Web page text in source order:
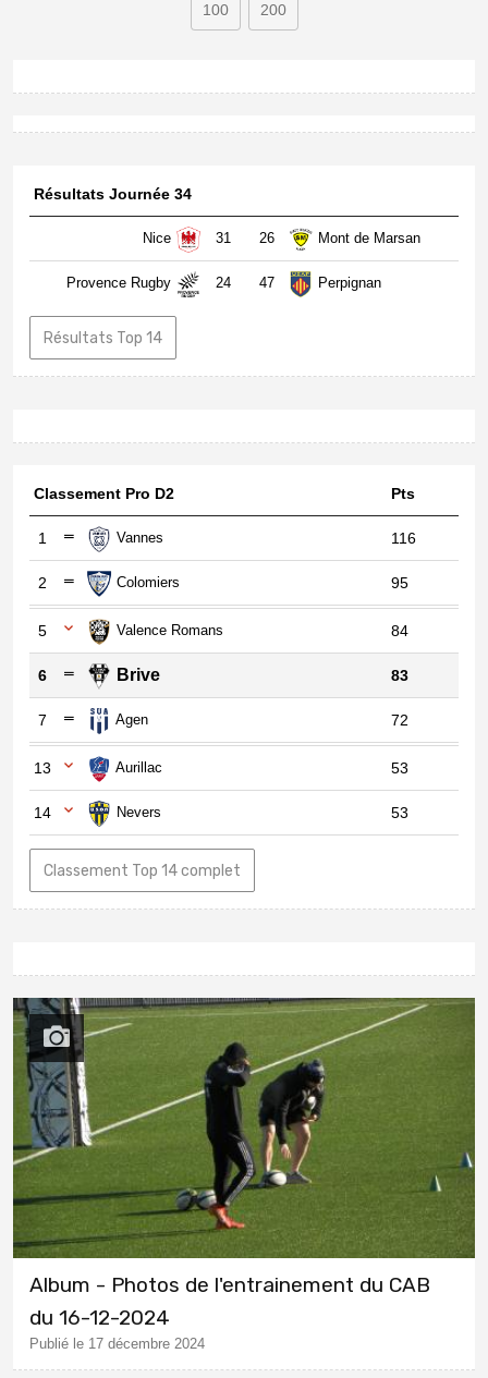
100 200
Résultats Journée 34
Nice 31 26 Mont de Marsan
Provence Rugby 24 47 Perpignan
Résultats Top 14
Classement Pro D2 Pts
1 Vannes 116
2 Colomiers 95
5 Valence Romans 84
6 Brive 83
7 Agen 72
13 Aurillac 53
14 Nevers 53
Classement Top 14 complet
Album - Photos de l'entrainement du CAB
du 16-12-2024
Publié le 17 décembre 2024